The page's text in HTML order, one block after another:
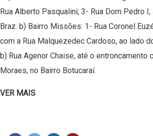
Rua Alberto Pasqualini; 3- Rua Dom Pedro
Braz. b) Bairro Missões: 1- Rua Coronel
com a Rua Malquezedec Cardoso, ao lado
b) Rua Agenor Chaise, até o entroncamento
Moraes, no Bairro Botucaraí.
VER MAIS